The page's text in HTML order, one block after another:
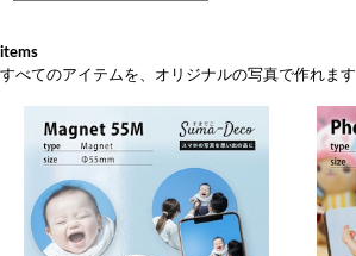
items
すべてのアイテムを、オリジナルの写真で作れます